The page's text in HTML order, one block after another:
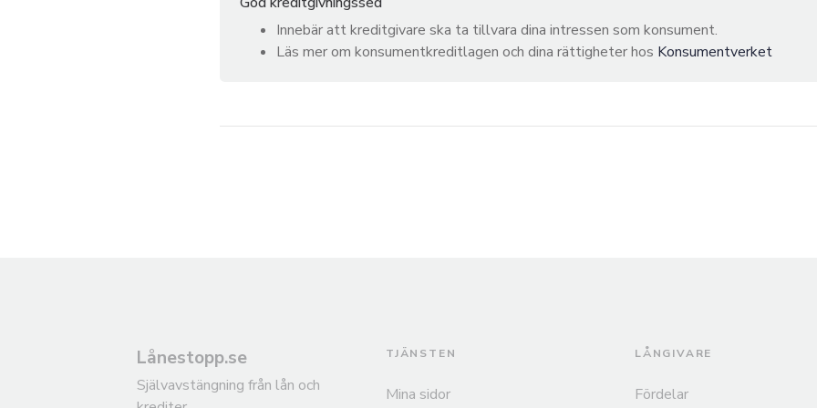
Innebär att kreditgivare ska ta tillvara dina intressen som konsument.
Läs mer om konsumentkreditlagen och dina rättigheter hos Konsumentverket
Lånestopp.se
Självavstängning från lån och
TJÄNSTEN
Mina sidor
LÅNGIVARE
Fördelar